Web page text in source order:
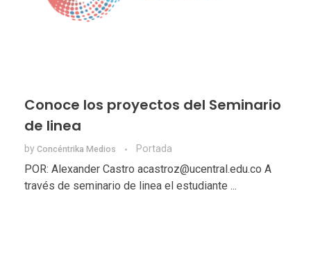
Conoce los proyectos del Seminario
de linea
by Concéntrika Medios Portada
POR: Alexander Castro acastroz@ucentral.edu.co A
través de seminario de linea el estudiante ...